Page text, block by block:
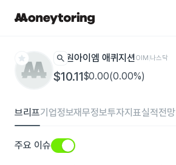
star search 원아이엠 애퀴지션OIM나스닥
$10.11$0.00(0.00%)
브리프기업정보재무정보투자지표실적전망
주요 이슈